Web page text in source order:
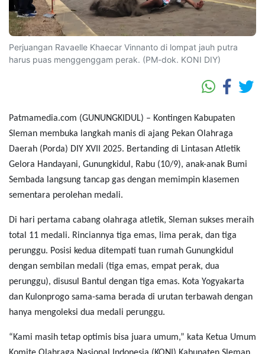
Perjuangan Ravaelle Khaecar Vinnanto di lompat jauh putra
harus puas menggenggam perak. (PM-dok. KONI DIY)
Patmamedia.com (GUNUNGKIDUL) – Kontingen Kabupaten
Sleman membuka langkah manis di ajang Pekan Olahraga
Daerah (Porda) DIY XVII 2025. Bertanding di Lintasan Atletik
Gelora Handayani, Gunungkidul, Rabu (10/9), anak-anak Bumi
Sembada langsung tancap gas dengan memimpin klasemen
sementara perolehan medali.
Di hari pertama cabang olahraga atletik, Sleman sukses meraih
total 11 medali. Rinciannya tiga emas, lima perak, dan tiga
perunggu. Posisi kedua ditempati tuan rumah Gunungkidul
dengan sembilan medali (tiga emas, empat perak, dua
perunggu), disusul Bantul dengan tiga emas. Kota Yogyakarta
dan Kulonprogo sama-sama berada di urutan terbawah dengan
hanya mengoleksi dua medali perunggu.
“Kami masih tetap optimis bisa juara umum,” kata Ketua Umum